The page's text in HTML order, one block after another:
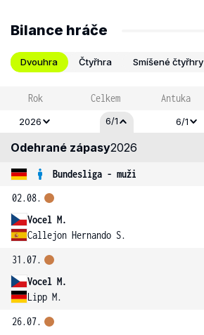
Bilance hráče
Dvouhra Čtyřhra Smíšené čtyřhry
Rok Celkem Antuka
2026 6/1 6/1
Odehrané zápasy2026
Bundesliga - muži
02.08.
Vocel M.
Callejon Hernando S.
31.07.
Vocel M.
Lipp M.
26.07.